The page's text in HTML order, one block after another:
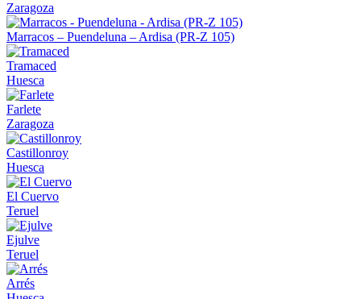
Zaragoza
Marracos – Puendeluna – Ardisa (PR-Z 105)
Tramaced
Huesca
Farlete
Zaragoza
Castillonroy
Huesca
El Cuervo
Teruel
Ejulve
Teruel
Arrés